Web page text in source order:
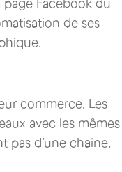
page Facebook du
de ses
commerce. Les
avec les mêmes
pas d’une chaîne.